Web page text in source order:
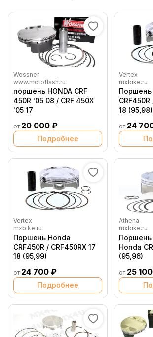
Wossner
www.motoflash.ru
поршень HONDA CRF
450R '05 08 / CRF 450X
'05 17
от 20 000 ₽
Подробнее
Vertex
mxbike.ru
Поршень
CRF450R
18 (95,98)
от 24
Vertex
mxbike.ru
Поршень Honda
CRF450R / CRF450RX 17
18 (95,99)
от 24 700 ₽
Подробнее
Athena
mxbike.ru
Поршень
Honda
(95,96)
от 25